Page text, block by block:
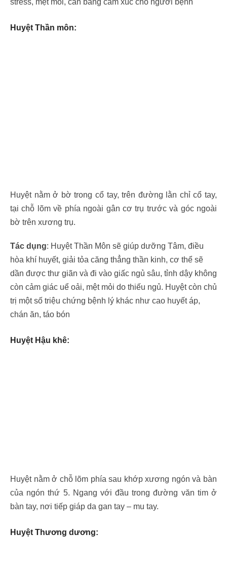
Huyệt Thần môn:
Huyệt nằm ở bờ trong cổ tay, trên đường lằn chỉ cổ tay,
tại chỗ lõm về phía ngoài gân cơ trụ trước và góc ngoài
bờ trên xương trụ.
Tác dụng: Huyệt Thần Môn sẽ giúp dưỡng Tâm, điều
hòa khí huyết, giải tỏa căng thẳng thần kinh, cơ thể sẽ
dần được thư giãn và đi vào giấc ngủ sâu, tỉnh dậy không
còn cảm giác uể oải, mệt mỏi do thiếu ngủ. Huyệt còn chủ
trị một số triệu chứng bệnh lý khác như cao huyết áp,
chán ăn, táo bón
Huyệt Hậu khê:
Huyệt nằm ở chỗ lõm phía sau khớp xương ngón và bàn
của ngón thứ 5. Ngang với đầu trong đường văn tim ở
bàn tay, nơi tiếp giáp da gan tay – mu tay.
Huyệt Thương dương: